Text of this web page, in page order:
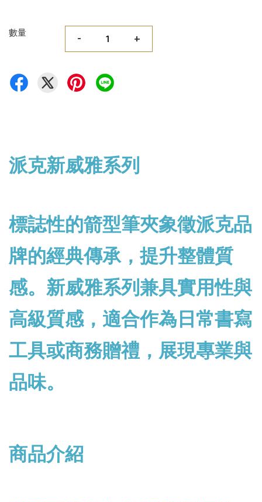
數量 - +
派克新威雅系列
標誌性的箭型筆夾象徵派克品
牌的經典傳承，提升整體質
感。新威雅系列兼具實用性與
高級質感，適合作為日常書寫
工具或商務贈禮，展現專業與
品味。
商品介紹